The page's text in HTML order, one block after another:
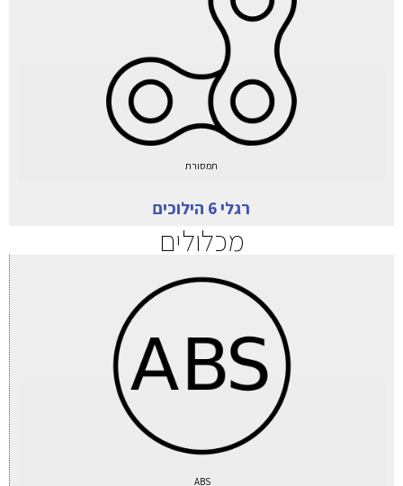
תמסורת
רגלי 6 הילוכים
מכלולים
ABS